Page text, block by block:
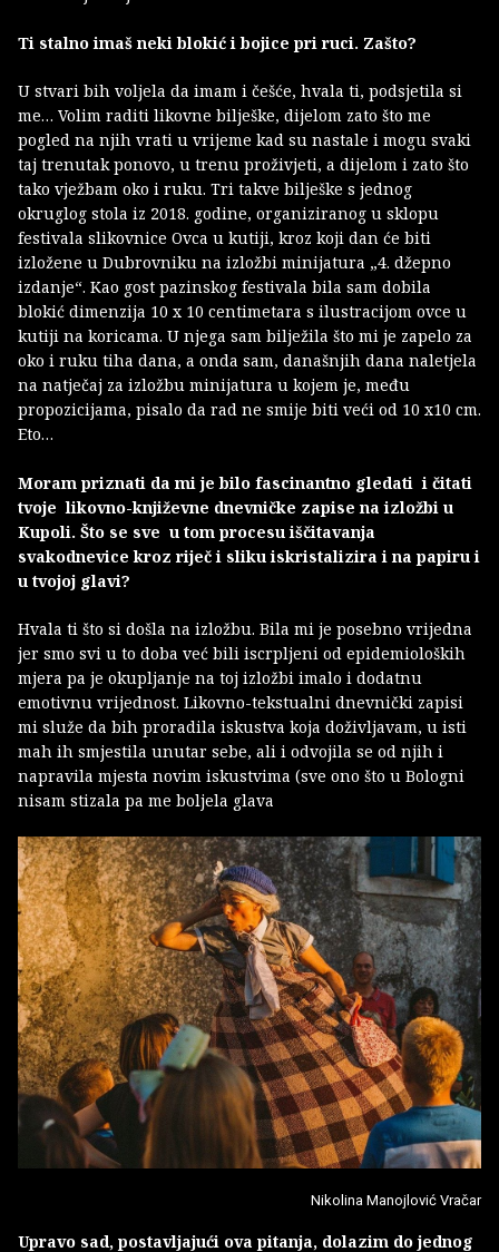
Ti stalno imaš neki blokić i bojice pri ruci. Zašto?
U stvari bih voljela da imam i češće, hvala ti, podsjetila si
me… Volim raditi likovne bilješke, dijelom zato što me
pogled na njih vrati u vrijeme kad su nastale i mogu svaki
taj trenutak ponovo, u trenu proživjeti, a dijelom i zato što
tako vježbam oko i ruku. Tri takve bilješke s jednog
okruglog stola iz 2018. godine, organiziranog u sklopu
festivala slikovnice Ovca u kutiji, kroz koji dan će biti
izložene u Dubrovniku na izložbi minijatura „4. džepno
izdanje“. Kao gost pazinskog festivala bila sam dobila
blokić dimenzija 10 x 10 centimetara s ilustracijom ovce u
kutiji na koricama. U njega sam bilježila što mi je zapelo za
oko i ruku tiha dana, a onda sam, današnjih dana naletjela
na natječaj za izložbu minijatura u kojem je, među
propozicijama, pisalo da rad ne smije biti veći od 10 x10 cm.
Eto…
Moram priznati da mi je bilo fascinantno gledati i čitati
tvoje likovno-književne dnevničke zapise na izložbi u
Kupoli. Što se sve u tom procesu iščitavanja
svakodnevice kroz riječ i sliku iskristalizira i na papiru i
u tvojoj glavi?
Hvala ti što si došla na izložbu. Bila mi je posebno vrijedna
jer smo svi u to doba već bili iscrpljeni od epidemioloških
mjera pa je okupljanje na toj izložbi imalo i dodatnu
emotivnu vrijednost. Likovno-tekstualni dnevnički zapisi
mi služe da bih proradila iskustva koja doživljavam, u isti
mah ih smjestila unutar sebe, ali i odvojila se od njih i
napravila mjesta novim iskustvima (sve ono što u Bologni
nisam stizala pa me boljela glava
Nikolina Manojlović Vračar
Upravo sad, postavljajući ova pitanja, dolazim do jednog